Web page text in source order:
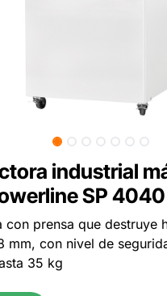
industrial
SP
con prensa que destruye
mm, con nivel de
35 kg